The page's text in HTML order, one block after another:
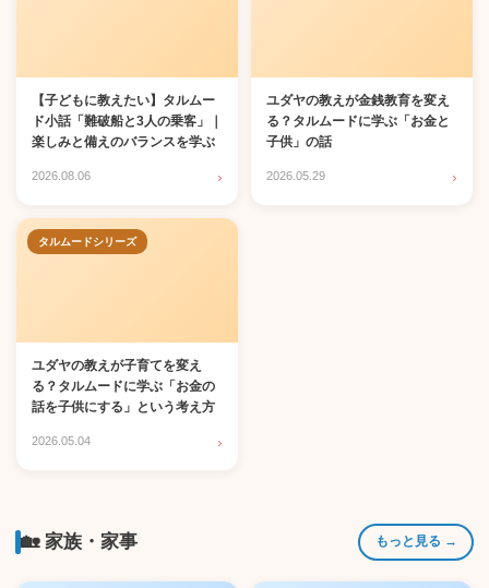
【子どもに教えたい】タルムー
ド小話「難破船と3人の乗客」｜
楽しみと備えのバランスを学ぶ
2026.08.06 ›
ユダヤの教えが金銭教育を変え
る？タルムードに学ぶ「お金と
子供」の話
2026.05.29 ›
タルムードシリーズ
ユダヤの教えが子育てを変え
る？タルムードに学ぶ「お金の
話を子供にする」という考え方
2026.05.04 ›
🏡 家族・家事 もっと見る →